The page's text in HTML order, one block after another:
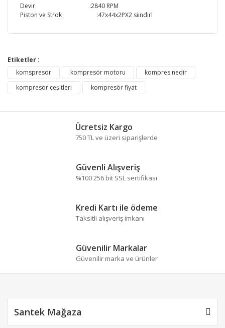
Devir :2840 RPM
Piston ve Strok :47x44x2PX2 siindirl
Bu ürüne ilk yorumu siz yapın!
Yorum Yaz
diğer konularda yetersiz gördüğünüz noktaları öneri
formunu kullanarak tarafımıza iletebilirsiniz.
Görüş ve önerileriniz için teşekkür ederiz.
Ürün bilgilerinde hatalar bulunuyor.
Etiketler :
komspresör
kompresör motoru
kompres nedir
kompresör çeşitleri
kompresör fiyat
Ücretsiz Kargo
750 TL ve üzeri siparişlerde
Güvenli Alışveriş
%100 256 bit SSL sertifikası
Kredi Kartı ile ödeme
Taksitli alışveriş imkanı
Güvenilir Markalar
Güvenilir marka ve ürünler
Santek Mağaza